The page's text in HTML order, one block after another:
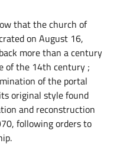
that the church of
on August 16,
more than a century
of the 14th century ;
of the portal
original style found
and reconstruction
following orders to